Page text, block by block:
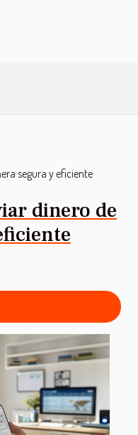
segura y eficiente
dinero de